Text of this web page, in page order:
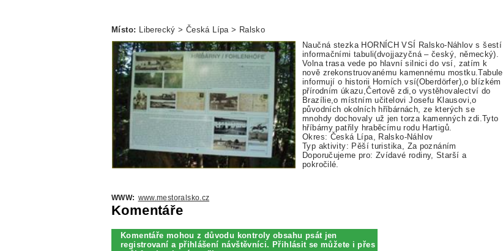
Místo: Liberecký > Česká Lípa > Ralsko
Naučná stezka HORNÍCH VSÍ Ralsko-Náhlov s šestí
informačními tabuli(dvojjazyčná – český, německý).
Volna trasa vede po hlavní silnici do vsí, zatím k
nově zrekonstruovanému kamennému mostku.Tabule
informují o historii Horních vsí(Oberdörfer),o blízkém
přírodním úkazu,Čertově zdi,o vystěhovalectví do
Brazílie,o místním učitelovi Josefu Klausovi,o
původních okolních hříbárnách, ze kterých se
mnohdy dochovaly už jen torza kamenných zdi.Tyto
hříbárny patřily hraběcímu rodu Hartigů.
Okres: Česká Lípa, Ralsko-Náhlov
Typ aktivity: Pěší turistika, Za poznáním
Doporučujeme pro: Zvídavé rodiny, Starší a
pokročilé.
WWW: www.mestoralsko.cz
Komentáře
Komentáře mohou z důvodu kontroly obsahu psát jen
registrovaní a přihlášení návštěvníci. Přihlásit se můžete i přes